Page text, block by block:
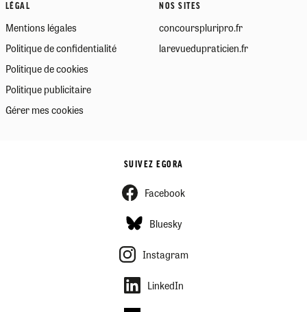
LÉGAL
Mentions légales
Politique de confidentialité
Politique de cookies
Politique publicitaire
Gérer mes cookies
NOS SITES
concourspluripro.fr
larevuedupraticien.fr
SUIVEZ EGORA
Facebook
Bluesky
Instagram
LinkedIn